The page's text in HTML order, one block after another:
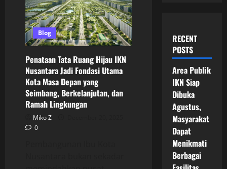
Blog
Penataan Tata Ruang Hijau IKN
Nusantara Jadi Fondasi Utama
Kota Masa Depan yang
Seimbang, Berkelanjutan, dan
Ramah Lingkungan
Miko Z
0
RECENT
POSTS
Area Publik
IKN Siap
Dibuka
Agustus,
Masyarakat
Dapat
Menikmati
Berbagai